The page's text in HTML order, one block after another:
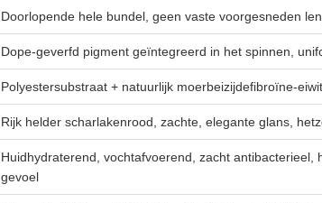
Doorlopende hele bundel, geen vaste voorgesneden
Dope-geverfd pigment geïntegreerd in het spinnen,
Polyestersubstraat + natuurlijk moerbeizijdefibroïne-
Rijk helder scharlakenrood, zachte, elegante glans,
Huidhydraterend, vochtafvoerend, zacht antibacterieel,
gevoel